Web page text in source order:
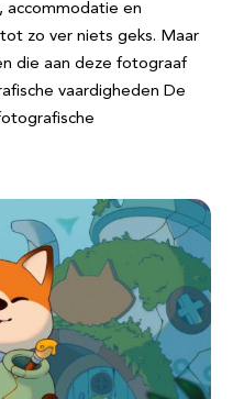
accommodatie en
zo ver niets geks. Maar
die aan deze fotograaf
vaardigheden De